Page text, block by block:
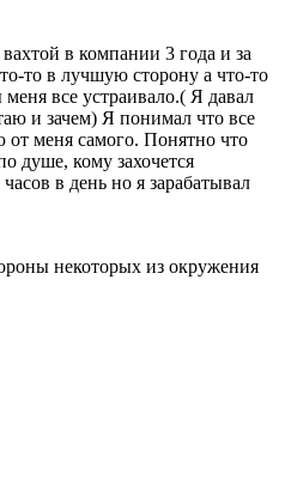
в компании 3 года и за
то в лучшую сторону а что-то
все устраивало.( Я давал
и зачем) Я понимал что все
от меня самого. Понятно что
душе, кому захочется
в день но я зарабатывал
некоторых из окружения